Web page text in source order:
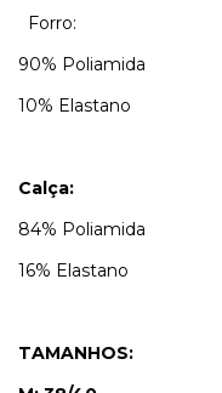
Forro:
90% Poliamida
10% Elastano
Calça:
84% Poliamida
16% Elastano
TAMANHOS: